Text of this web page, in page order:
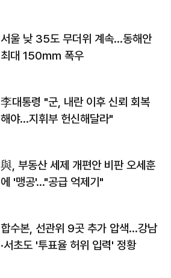
서울 낮 35도 무더위 계속…동해안
최대 150㎜ 폭우
李대통령 "군, 내란 이후 신뢰 회복
해야…지휘부 헌신해달라"
與, 부동산 세제 개편안 비판 오세훈
에 '맹공'…"공급 억제기"
합수본, 선관위 9곳 추가 압색…강남
·서초도 '투표율 허위 입력' 정황